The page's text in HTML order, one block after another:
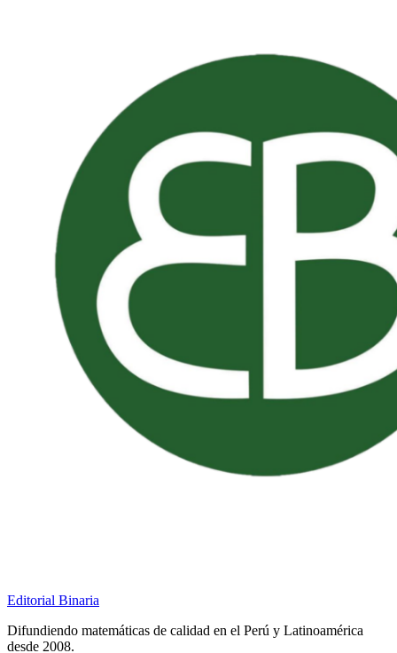
Editorial Binaria
Difundiendo matemáticas de calidad en el Perú y Latinoamérica
desde 2008.